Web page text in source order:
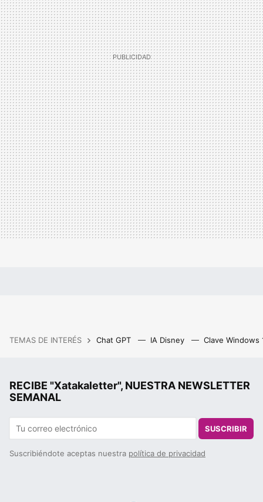
TEMAS DE INTERÉS Chat GPT IA Disney Clave Windows
RECIBE "Xatakaletter", NUESTRA NEWSLETTER
SEMANAL
SUSCRIBIR
Suscribiéndote aceptas nuestra política de privacidad